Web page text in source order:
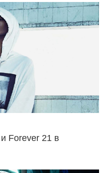
Forever 21 в